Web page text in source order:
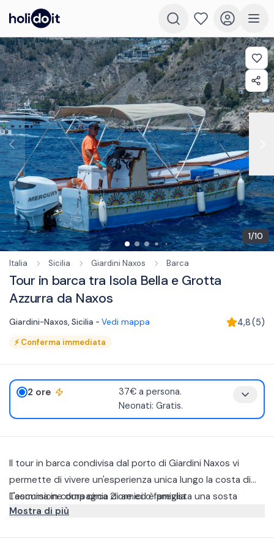
1/10
Italia Sicilia Giardini Naxos Barca
Tour in barca tra Isola Bella e Grotta
Azzurra da Naxos
Giardini-Naxos, Sicilia - Vedi mappa 4,8(5)
⚡Conferma immediata
2 ore
37€ a persona.
Neonati: Gratis.
Il tour in barca condivisa dal porto di Giardini Naxos vi
permette di vivere un'esperienza unica lungo la costa di
Taormina in compagnia di amici o famiglia.
L'escursione dura circa 2 ore ed è prevista una sosta
bagno.
Mostra di più